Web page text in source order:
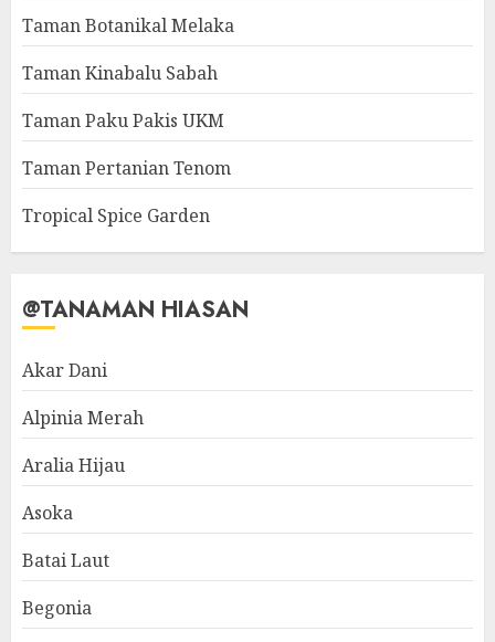
Taman Botanikal Melaka
Taman Kinabalu Sabah
Taman Paku Pakis UKM
Taman Pertanian Tenom
Tropical Spice Garden
@TANAMAN HIASAN
Akar Dani
Alpinia Merah
Aralia Hijau
Asoka
Batai Laut
Begonia